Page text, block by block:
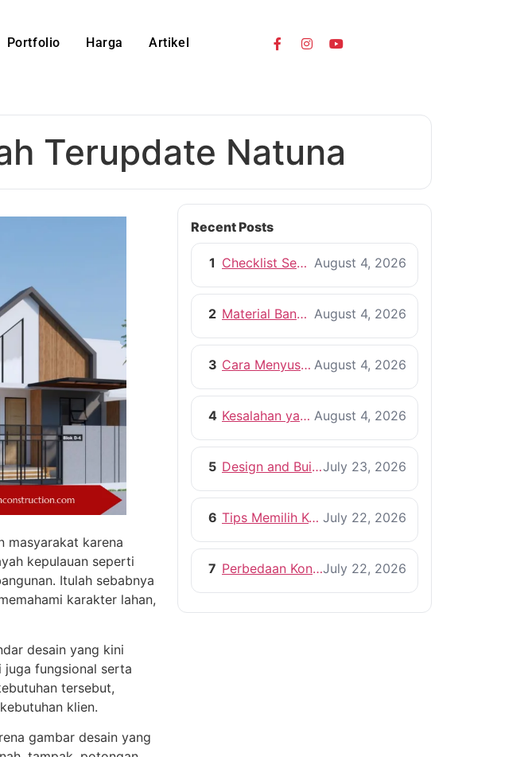
Portfolio Harga Artikel
Terupdate Natuna
masyarakat karena
kepulauan seperti
Itulah sebabnya
karakter lahan,
desain yang kini
juga fungsional serta
tersebut,
klien.
gambar desain yang
Recent Posts
1 Checklist Sebelum Memulai Proyek Pembangunan Rumah August 4, 2026
2 Material Bangunan Berkualitas untuk Rumah yang Tahan Lama August 4, 2026
3 Cara Menyusun RAB Bangun Rumah yang Efisien August 4, 2026
4 Kesalahan yang Harus Dihindari Saat Membangun Rumah August 4, 2026
5 Design and Build vs Kontraktor KonvensionalJuly 23, 2026
6 Tips Memilih Kontraktor Rumah yang Profesional July 22, 2026
7 Perbedaan Kontraktor dan Pemborong, Mana yang Lebih Tepat?July 22, 2026